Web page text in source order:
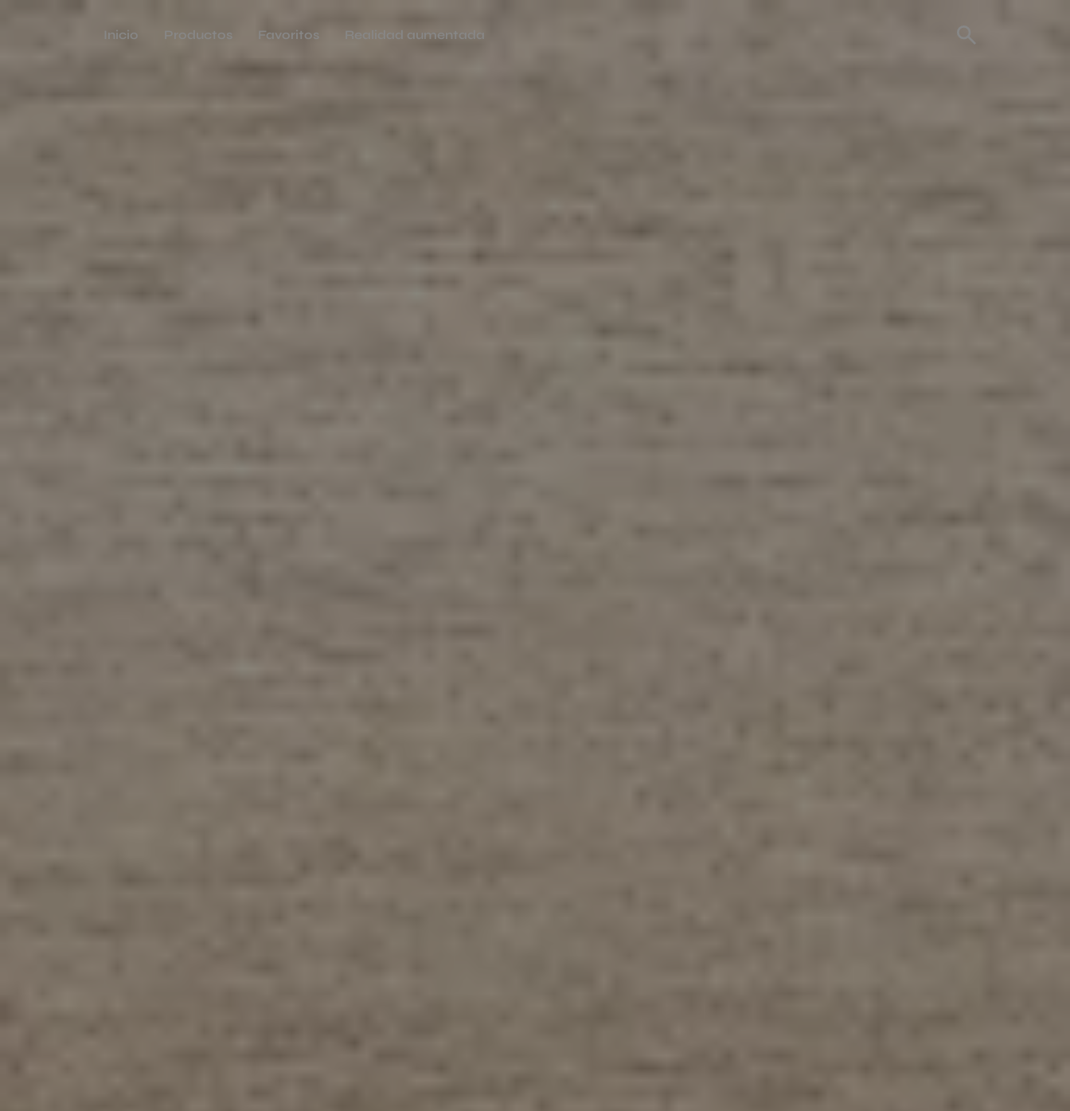
Inicio Productos Favoritos Realidad aumentada